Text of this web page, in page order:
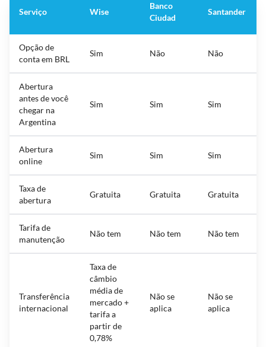
Serviço Wise
Banco
Ciudad
Santander
Opção de
conta em BRL
Sim Não Não
Abertura
antes de você
chegar na
Argentina
Sim Sim Sim
Abertura
online
Sim Sim Sim
Taxa de
abertura
Gratuita Gratuita Gratuita
Tarifa de
manutenção
Não tem Não tem Não tem
Transferência
internacional
Taxa de
câmbio
média de
mercado +
tarifa a
partir de
0,78%
Não se
aplica
Não se
aplica